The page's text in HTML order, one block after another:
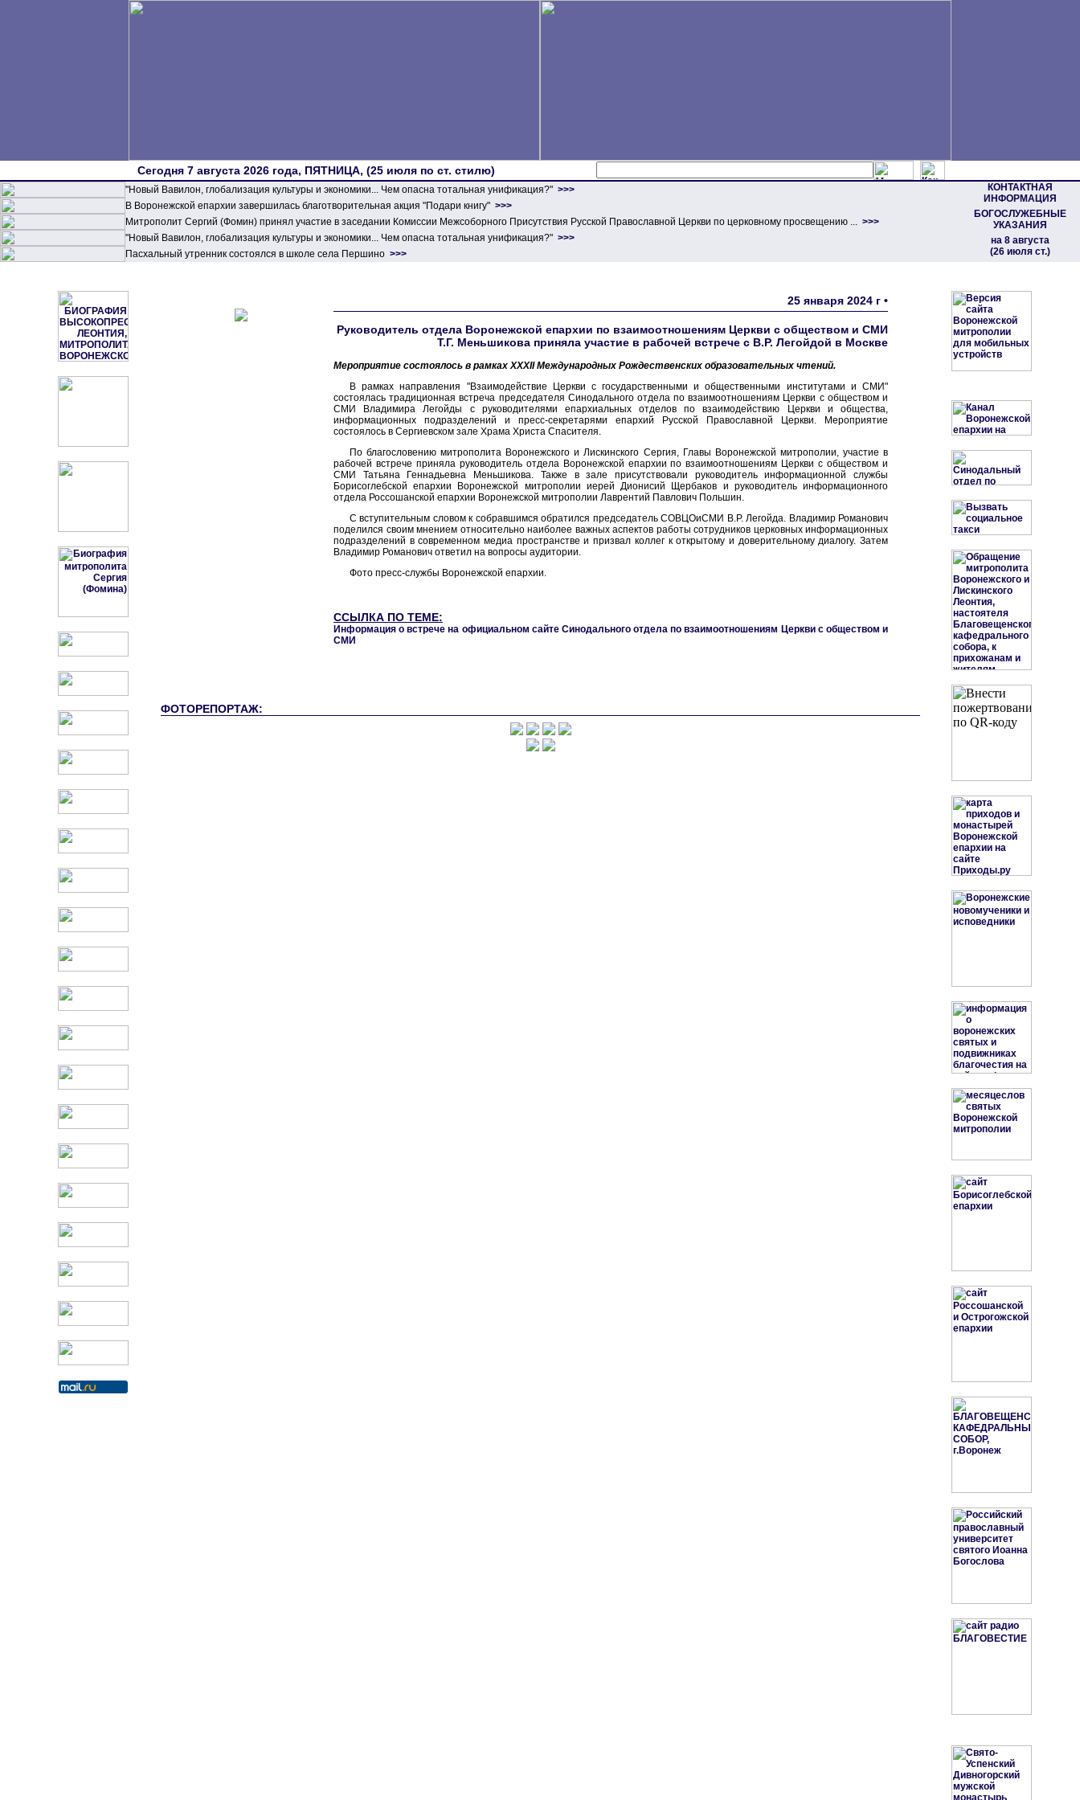
Сегодня 7 августа 2026 года, ПЯТНИЦА, (25 июля по ст. стилю)
"Новый Вавилон, глобализация культуры и экономики... Чем опасна тотальная унификация?" >>>
КОНТАКТНАЯ
ИНФОРМАЦИЯ
БОГОСЛУЖЕБНЫЕ
УКАЗАНИЯ
на 8 августа
(26 июля ст.)
В Воронежской епархии завершилась благотворительная акция "Подари книгу" >>>
Митрополит Сергий (Фомин) принял участие в заседании Комиссии Межсоборного Присутствия Русской Православной Церкви по церковному просвещению ... >>>
"Новый Вавилон, глобализация культуры и экономики... Чем опасна тотальная унификация?" >>>
Пасхальный утренник состоялся в школе села Першино >>>
25 января 2024 г •
Руководитель отдела Воронежской епархии по взаимоотношениям Церкви с обществом и СМИ
Т.Г. Меньшикова приняла участие в рабочей встрече с В.Р. Легойдой в Москве
Мероприятие состоялось в рамках XXXII Международных Рождественских образовательных чтений.
В рамках направления "Взаимодействие Церкви с государственными и общественными институтами и СМИ"
состоялась традиционная встреча председателя Синодального отдела по взаимоотношениям Церкви с обществом и
СМИ Владимира Легойды с руководителями епархиальных отделов по взаимодействию Церкви и общества,
информационных подразделений и пресс-секретарями епархий Русской Православной Церкви. Мероприятие
состоялось в Сергиевском зале Храма Христа Спасителя.
По благословению митрополита Воронежского и Лискинского Сергия, Главы Воронежской митрополии, участие в
рабочей встрече приняла руководитель отдела Воронежской епархии по взаимоотношениям Церкви с обществом и
СМИ Татьяна Геннадьевна Меньшикова. Также в зале присутствовали руководитель информационной службы
Борисоглебской епархии Воронежской митрополии иерей Дионисий Щербаков и руководитель информационного
отдела Россошанской епархии Воронежской митрополии Лаврентий Павлович Польшин.
С вступительным словом к собравшимся обратился председатель СОВЦОиСМИ В.Р. Легойда. Владимир Романович
поделился своим мнением относительно наиболее важных аспектов работы сотрудников церковных информационных
подразделений в современном медиа пространстве и призвал коллег к открытому и доверительному диалогу. Затем
Владимир Романович ответил на вопросы аудитории.
Фото пресс-службы Воронежской епархии.
ССЫЛКА ПО ТЕМЕ:
Информация о встрече на официальном сайте Синодального отдела по взаимоотношениям Церкви с обществом и
СМИ
ФОТОРЕПОРТАЖ: